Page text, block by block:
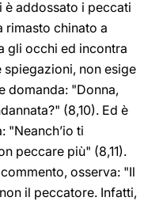
è addossato i peccati
rimasto chinato a
gli occhi ed incontra
non esige
domanda: "Donna,
(8,10). Ed è
"Neanch’io ti
peccare più" (8,11).
osserva: "Il
il peccatore. Infatti,